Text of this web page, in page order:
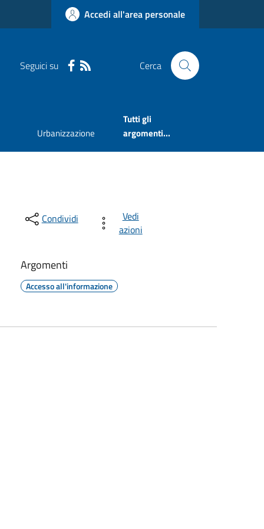
Accedi all'area personale
Seguici su Cerca
Urbanizzazione
Tutti gli
argomenti...
Condividi
Vedi
azioni
Argomenti
Accesso all'informazione